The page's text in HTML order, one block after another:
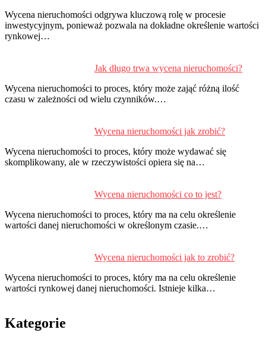
Wycena nieruchomości odgrywa kluczową rolę w procesie
inwestycyjnym, ponieważ pozwala na dokładne określenie wartości
rynkowej…
Jak długo trwa wycena nieruchomości?
Wycena nieruchomości to proces, który może zająć różną ilość
czasu w zależności od wielu czynników.…
Wycena nieruchomości jak zrobić?
Wycena nieruchomości to proces, który może wydawać się
skomplikowany, ale w rzeczywistości opiera się na…
Wycena nieruchomości co to jest?
Wycena nieruchomości to proces, który ma na celu określenie
wartości danej nieruchomości w określonym czasie.…
Wycena nieruchomości jak to zrobić?
Wycena nieruchomości to proces, który ma na celu określenie
wartości rynkowej danej nieruchomości. Istnieje kilka…
Kategorie